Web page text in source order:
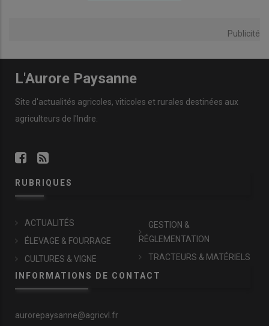
Publicité
L'Aurore Paysanne
Site d'actualités agricoles, viticoles et rurales destinées aux
agriculteurs de l'Indre.
RUBRIQUES
ACTUALITÉS
ÉLEVAGE & FOURRAGE
CULTURES & VIGNE
GESTION &
RÉGLEMENTATION
TRACTEURS & MATÉRIELS
INFORMATIONS DE CONTACT
aurorepaysanne@agricvl.fr